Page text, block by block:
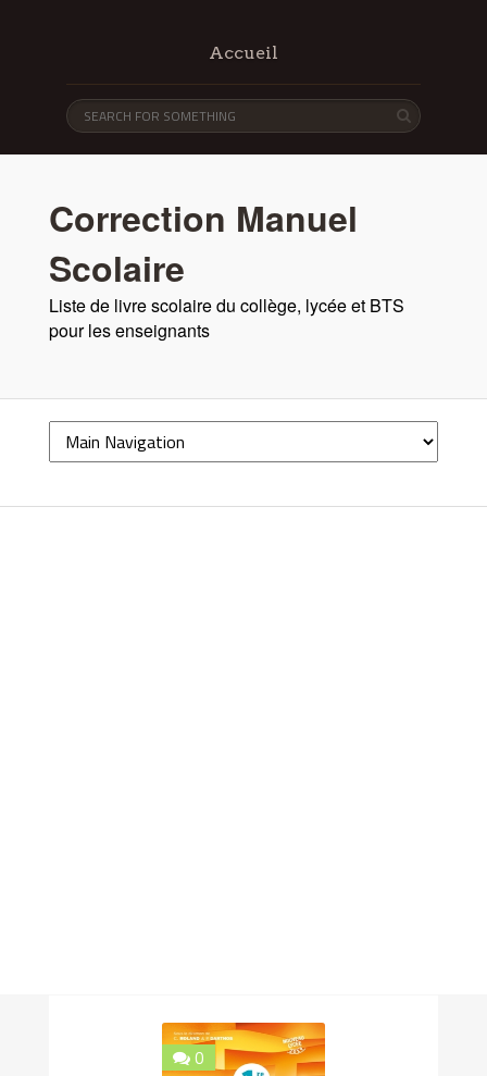
Accueil
Correction Manuel
Scolaire
Liste de livre scolaire du collège, lycée et BTS
pour les enseignants
0